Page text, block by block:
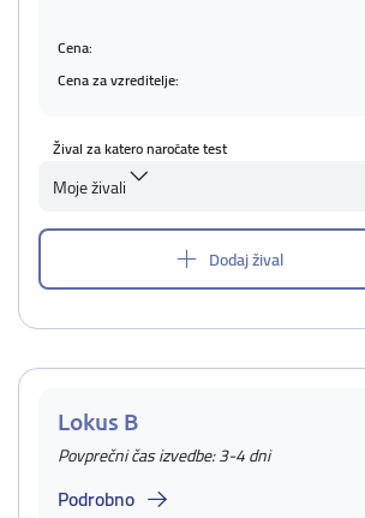
Cena:
Cena za vzreditelje:
Žival za katero naročate test
Moje živali
Dodaj žival
Lokus B
Povprečni čas izvedbe: 3-4 dni
Podrobno